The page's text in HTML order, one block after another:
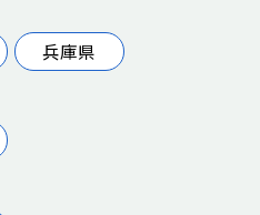
兵庫県